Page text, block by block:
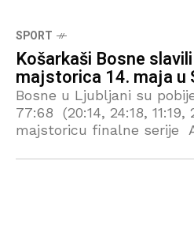
SPORT
Košarkaši Bosne
majstorica 14. maja u
Bosne u Ljubljani su
77:68 (20:14, 24:18,
majstoricu finalne serije